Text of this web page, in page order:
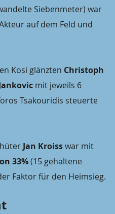
Siebenmeter) war
auf dem Feld und
Kosi glänzten Christoph
mit jeweils 6
Tsakouridis steuerte
Jan Kroiss war mit
33% (15 gehaltene
Faktor für den Heimsieg.